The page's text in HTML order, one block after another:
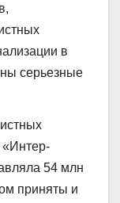
в
серьезные
54 млн
приняты и